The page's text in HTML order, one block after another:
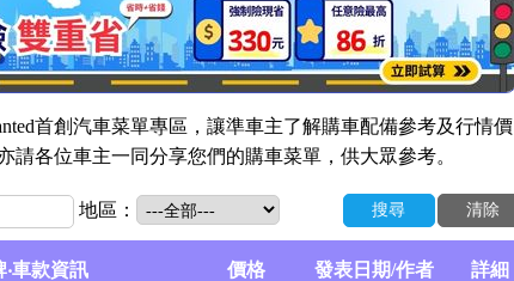
首創汽車菜單專區，讓準車主了解購車配備參考及行情價
請各位車主一同分享您們的購車菜單，供大眾參考。
地區： 清除
搜尋
‧車款資訊 價格 發表日期/作者 詳細